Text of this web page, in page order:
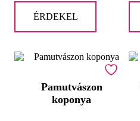
ÉRDEKEL
Pamutvászon
koponya